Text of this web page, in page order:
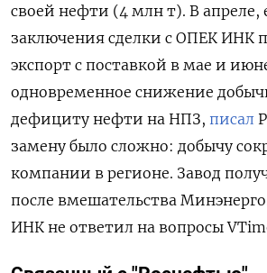
своей нефти (4 млн т). В апреле,
заключения сделки с ОПЕК ИНК
экспорт с поставкой в мае и
одновременное снижение
дефициту нефти на НПЗ, писал
замену было сложно: добычу
компании в регионе. Завод
после вмешательства
ИНК не ответил на вопросы